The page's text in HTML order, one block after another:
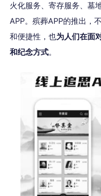
火化服务、寄存服务、墓
APP。殡葬APP的推出，
和便捷性，也为人们在面
和纪念方式。